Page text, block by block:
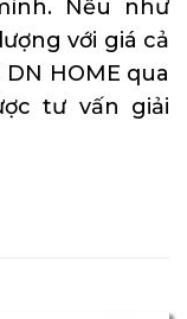
Nếu như
với giá cả
HOME qua
tư vấn giải